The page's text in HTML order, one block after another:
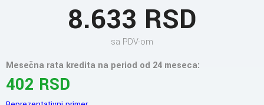
8.633 RSD
sa PDV-om
Mesečna rata kredita na period od 24 meseca:
402 RSD